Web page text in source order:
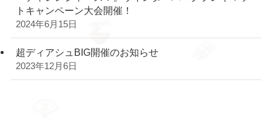
トキャンペーン大会開催！
2024年6月15日
超ディアシュBIG開催のお知らせ
2023年12月6日